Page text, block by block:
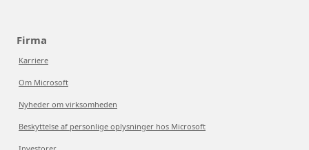
Firma
Karriere
Om Microsoft
Nyheder om virksomheden
Beskyttelse af personlige oplysninger hos Microsoft